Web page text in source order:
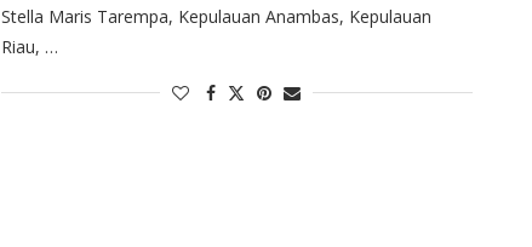
Stella Maris Tarempa, Kepulauan Anambas, Kepulauan
Riau, …